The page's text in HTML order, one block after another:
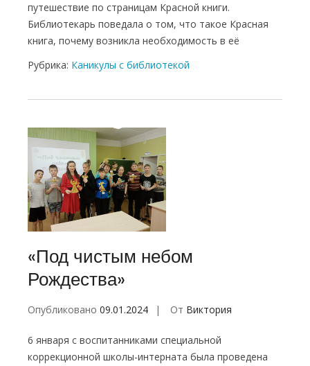
путешествие по страницам Красной книги.
Библиотекарь поведала о том, что такое Красная
книга, почему возникла необходимость в её
Рубрика: Каникулы с библиотекой
«Под чистым небом
Рождества»
Опубликовано 09.01.2024 От Виктория
6 января с воспитанниками специальной
коррекционной школы-интерната была проведена